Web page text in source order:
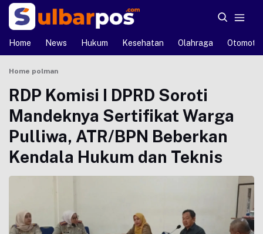
Home News Hukum Kesehatan Olahraga Otomotif
Home polman
RDP Komisi I DPRD Soroti
Mandeknya Sertifikat Warga
Pulliwa, ATR/BPN Beberkan
Kendala Hukum dan Teknis